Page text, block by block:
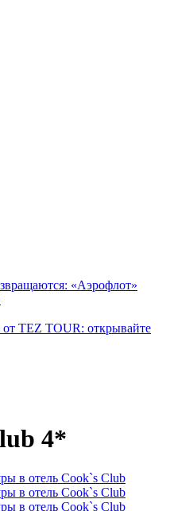
«Аэрофлот»
TEZ TOUR: открывайте
4*